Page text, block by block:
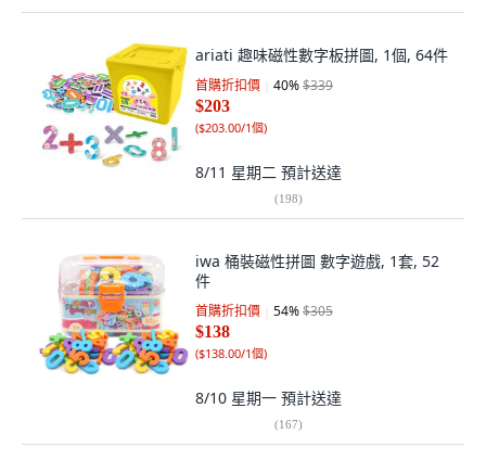
ariati 趣味磁性數字板拼圖, 1個, 64件
首購折扣價 40%$339
$203
($203.00/1個)
8/11 星期二 預計送達
(198)
iwa 桶裝磁性拼圖 數字遊戲, 1套, 52
件
首購折扣價 54%$305
$138
($138.00/1個)
8/10 星期一 預計送達
(167)